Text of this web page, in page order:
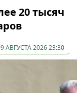
20 тысяч
АВГУСТА 2026 23:30